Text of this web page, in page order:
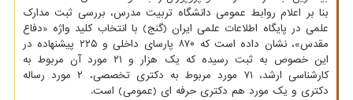
بنا بر اعلام روابط عمومی دانشگاه تربیت مدرس، بررسی ثبت مدارک
علمی در پایگاه اطلاعات علمی ایران (گنج) با انتخاب کلید واژه «دفاع
مقدس»، نشان داده است که ۸۷۰ پارسای داخلی و ۲۲۵ پیشنهاده در
این خصوص به ثبت رسیده که یک هزار و ۲۱ مورد آن مربوط به
کارشناسی ارشد، ۷۱ مورد مربوط به دکتری تخصصی، ۲ مورد رساله
دکتری و یک مورد هم دکتری حرفه ای (عمومی) است.